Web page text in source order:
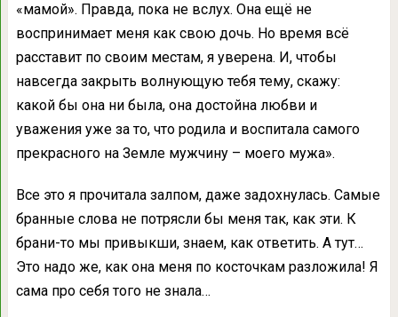
«мамой». Правда, пока не вслух. Она ещё не
воспринимает меня как свою дочь. Но время всё
расставит по своим местам, я уверена. И, чтобы
навсегда закрыть волнующую тебя тему, скажу:
какой бы она ни была, она достойна любви и
уважения уже за то, что родила и воспитала самого
прекрасного на Земле мужчину – моего мужа».
Все это я прочитала залпом, даже задохнулась. Самые
бранные слова не потрясли бы меня так, как эти. К
брани-то мы привыкши, знаем, как ответить. А тут…
Это надо же, как она меня по косточкам разложила! Я
сама про себя того не знала…